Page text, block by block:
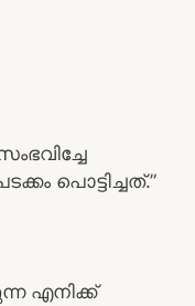
പൊട്ടിച്ചത്.”
എനിക്ക്